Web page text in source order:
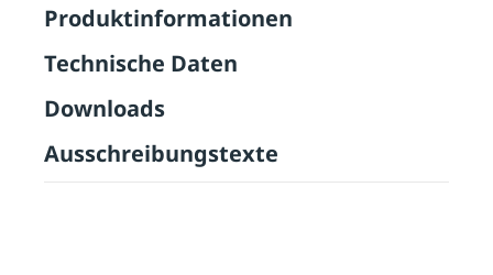
Produktinformationen
Technische Daten
Downloads
Ausschreibungstexte